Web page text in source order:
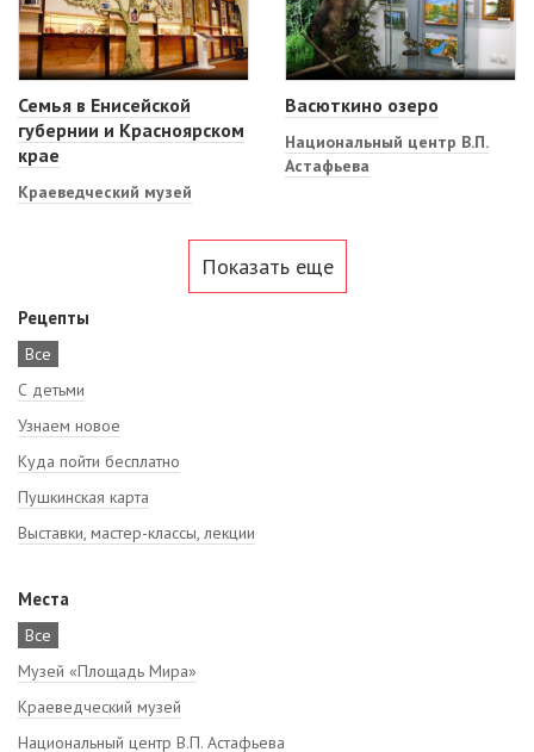
Семья в Енисейской
губернии и Красноярском
крае
Краеведческий музей
Васюткино озеро
Национальный центр В.П.
Астафьева
Показать еще
Рецепты
Все
С детьми
Узнаем новое
Куда пойти бесплатно
Пушкинская карта
Выставки, мастер-классы, лекции
Места
Все
Музей «Площадь Мира»
Краеведческий музей
Национальный центр В.П. Астафьева